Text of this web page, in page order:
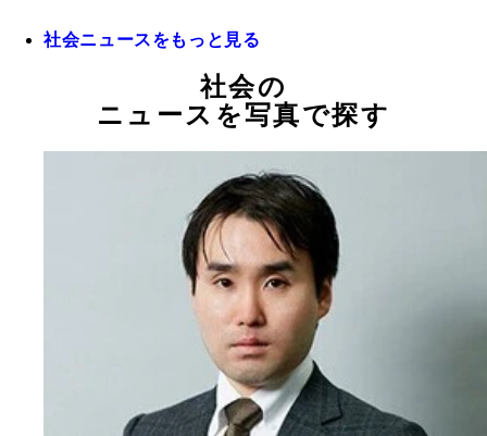
社会ニュースをもっと見る
社会の
ニュースを写真で探す